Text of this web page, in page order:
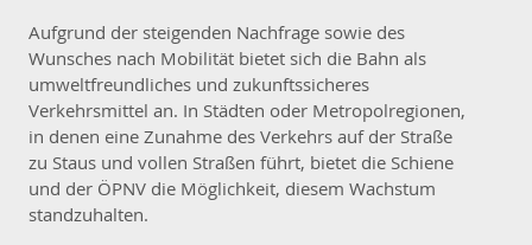
Aufgrund der steigenden Nachfrage sowie des
Wunsches nach Mobilität bietet sich die Bahn als
umweltfreundliches und zukunftssicheres
Verkehrsmittel an. In Städten oder Metropolregionen,
in denen eine Zunahme des Verkehrs auf der Straße
zu Staus und vollen Straßen führt, bietet die Schiene
und der ÖPNV die Möglichkeit, diesem Wachstum
standzuhalten.